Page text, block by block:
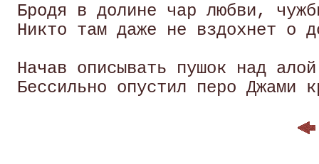
Бродя в долине чар любви,
Никто там даже не вздохнет о
Начав описывать пушок над